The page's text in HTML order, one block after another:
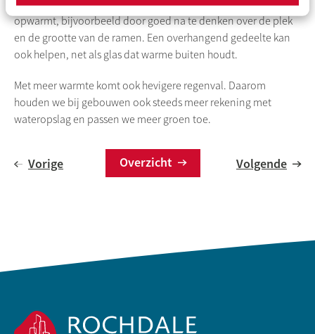
proberen zoveel mogelijk te voorkomen dat de zon de woning
opwarmt, bijvoorbeeld door goed na te denken over de plek
en de grootte van de ramen. Een overhangend gedeelte kan
ook helpen, net als glas dat warme buiten houdt.
Met meer warmte komt ook hevigere regenval. Daarom
houden we bij gebouwen ook steeds meer rekening met
wateropslag en passen we meer groen toe.
Volgende
Overzicht
Vorige